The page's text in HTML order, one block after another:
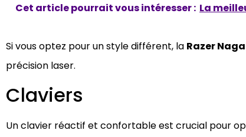
Cet article pourrait vous intéresser : La
Si vous optez pour un style différent, la Razer
précision laser.
Claviers
Un clavier réactif et confortable est crucial pour